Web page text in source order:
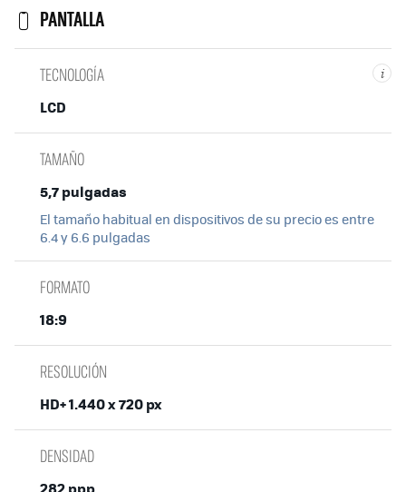
PANTALLA
i
TECNOLOGÍA
LCD
TAMAÑO
5,7 pulgadas
El tamaño habitual en dispositivos de su precio es entre
6.4 y 6.6 pulgadas
FORMATO
18:9
RESOLUCIÓN
HD+ 1.440 x 720 px
DENSIDAD